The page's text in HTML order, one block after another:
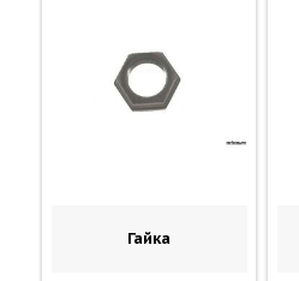
Гайка